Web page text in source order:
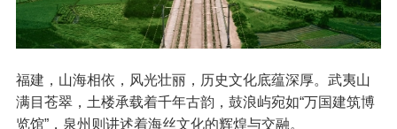
福建，山海相依，风光壮丽，历史文化底蕴深厚。武夷山
满目苍翠，土楼承载着千年古韵，鼓浪屿宛如“万国建筑博
览馆”，泉州则讲述着海丝文化的辉煌与交融。